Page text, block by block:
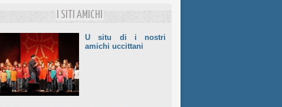
I SITI AMICHI
U situ di i nostri
amichi uccittani